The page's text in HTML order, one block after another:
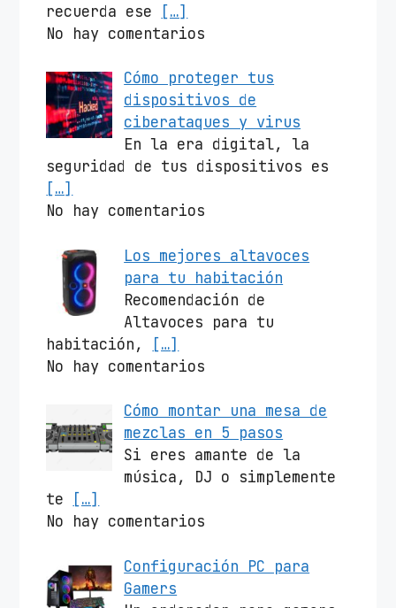
recuerda ese
[…]
No hay comentarios
Cómo proteger tus
dispositivos de
ciberataques y virus
En la era digital, la
seguridad de tus dispositivos es
[…]
No hay comentarios
Los mejores altavoces
para tu habitación
Recomendación de
Altavoces para tu
habitación,
[…]
No hay comentarios
Cómo montar una mesa de
mezclas en 5 pasos
Si eres amante de la
música, DJ o simplemente
te
[…]
No hay comentarios
Configuración PC para
Gamers